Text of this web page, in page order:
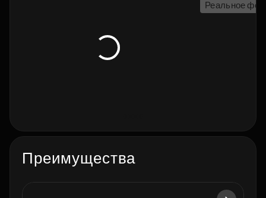
Реальное
Преимущества